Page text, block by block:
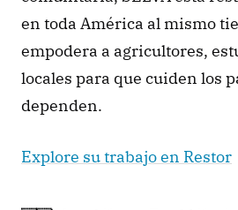
en toda América al mismo
empodera a agricultores,
locales para que cuiden los
dependen.
Explore su trabajo en Restor